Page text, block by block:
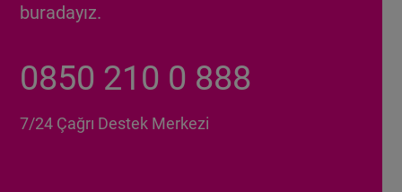
buradayız.
0850 210 0 888
7/24 Çağrı Destek Merkezi